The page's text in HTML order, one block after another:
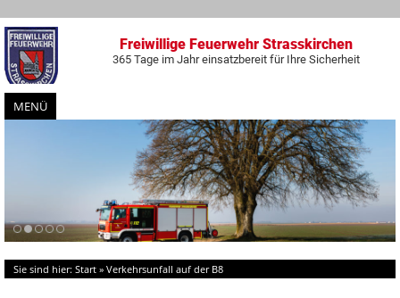
Freiwillige Feuerwehr Strasskirchen
365 Tage im Jahr einsatzbereit für Ihre Sicherheit
MENÜ
Zum
Inhalt
springen
Sie sind hier: Start » Verkehrsunfall auf der B8